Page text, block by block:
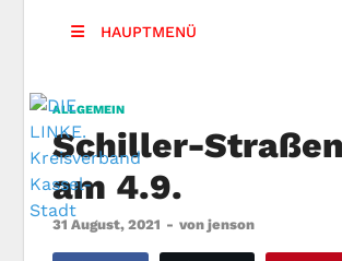
Kassel-
HAUPTMENÜ
ALLGEMEIN
Schiller-
am 4.9.
31 August, 2021 - vonjenson